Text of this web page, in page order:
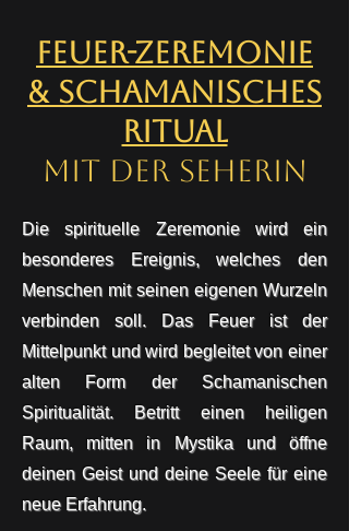
Feuer-Zeremonie
& Schamanisches
Ritual
mit der Seherin
Die spirituelle Zeremonie wird ein
besonderes Ereignis, welches den
Menschen mit seinen eigenen Wurzeln
verbinden soll. Das Feuer ist der
Mittelpunkt und wird begleitet von einer
alten Form der Schamanischen
Spiritualität. Betritt einen heiligen
Raum, mitten in Mystika und öffne
deinen Geist und deine Seele für eine
neue Erfahrung.